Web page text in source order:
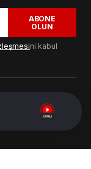
ABONE
OLUN
ni kabul
& Geliştirme :